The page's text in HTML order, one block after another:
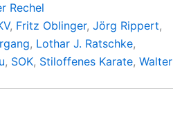
Rechel
, Fritz Oblinger, Jörg Rippert,
, Lothar J. Ratschke,
, SOK, Stiloffenes Karate, Walter